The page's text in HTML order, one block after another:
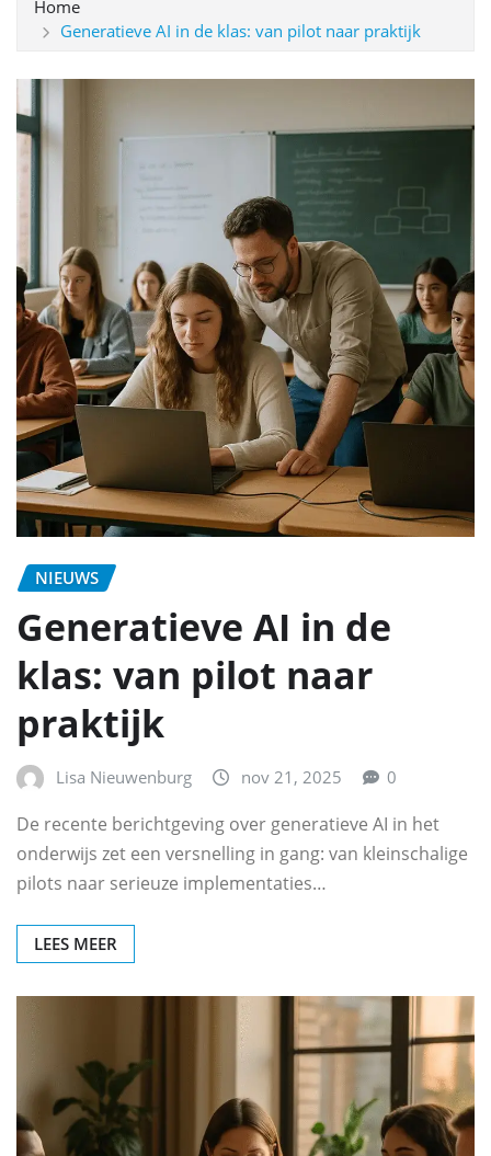
Home
Generatieve AI in de klas: van pilot naar praktijk
NIEUWS
Generatieve AI in de
klas: van pilot naar
praktijk
Lisa Nieuwenburg nov 21, 2025 0
De recente berichtgeving over generatieve AI in het
onderwijs zet een versnelling in gang: van kleinschalige
pilots naar serieuze implementaties…
LEES MEER